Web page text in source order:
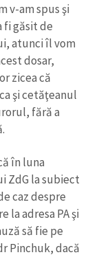
v-am spus şi
fi găsit de
atunci îl vom
dosar,
zicea că
şi cetăţeanul
fără a
în luna
ZdG la subiect
caz despre
la adresa PA şi
să fie pe
Pinchuk, dacă